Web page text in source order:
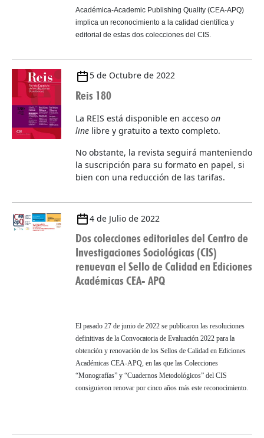
Académica-Academic Publishing Quality (CEA-APQ)
implica un reconocimiento a la calidad científica y
editorial de estas dos colecciones del CIS.
5 de Octubre de 2022
Reis 180
La REIS está disponible en acceso on
line libre y gratuito a texto completo.
No obstante, la revista seguirá manteniendo
la suscripción para su formato en papel, si
bien con una reducción de las tarifas.
4 de Julio de 2022
Dos colecciones editoriales del Centro de
Investigaciones Sociológicas (CIS)
renuevan el Sello de Calidad en Ediciones
Académicas CEA- APQ
El pasado 27 de junio de 2022 se publicaron las resoluciones
definitivas de la Convocatoria de Evaluación 2022 para la
obtención y renovación de los Sellos de Calidad en Ediciones
Académicas CEA-APQ, en las que las Colecciones
“Monografías” y “Cuadernos Metodológicos” del CIS
consiguieron renovar por cinco años más este reconocimiento.